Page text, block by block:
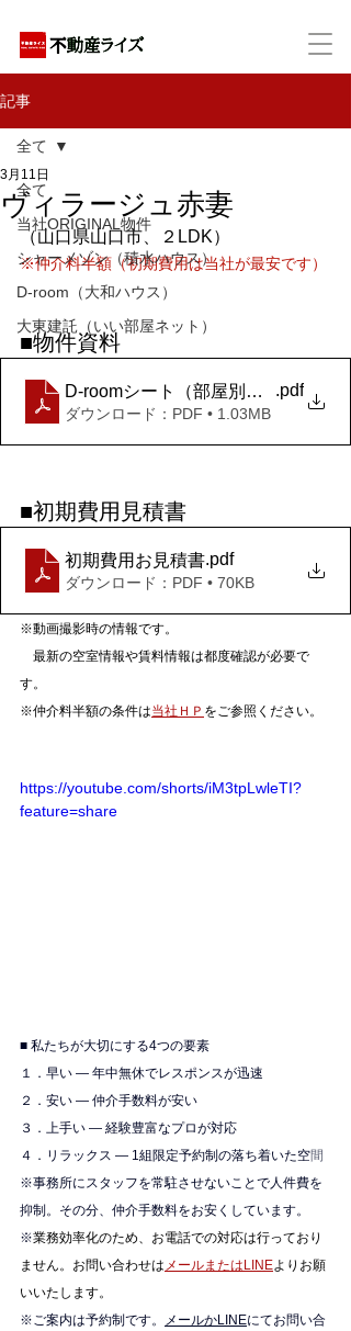
記事
全て
当社ORIGINAL物件
シャーメゾン（積水ハウス）
D-room（大和ハウス）
大東建託（いい部屋ネット）
全て
ヴィラージュ赤妻
3月11日
（山口県山口市、２LDK）
※仲介料半額（初期費用は当社が最安です）
■物件資料
D-roomシート（部屋別）_ヴィラー
.pdf
ダウンロード：PDF • 1.03MB
■初期費用見積書
初期費用お見積書.pdf
ダウンロード：PDF • 70KB
※動画撮影時の情報です。
最新の空室情報や賃料情報は都度確認が必要で
す。
※仲介料半額の条件は当社ＨＰ をご参照ください。
https://youtube.com/shorts/iM3tpLwleTI?
feature=share
■ 私たちが大切にする4つの要素
１．早い — 年中無休でレスポンスが迅速
２．安い — 仲介手数料が安い
３．上手い — 経験豊富なプロが対応
４．リラックス — 1組限定予約制の落ち着いた空間
※事務所にスタッフを常駐させないことで人件費を
抑制。その分、仲介手数料をお安くしています。
※業務効率化のため、お電話での対応は行っており
ません。お問い合わせは メールまたはLINEよりお願
いいたします。
※ご案内は予約制です。
メールかLINEにてお問い合